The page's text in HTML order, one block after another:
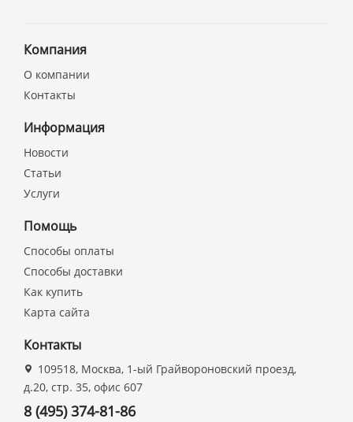
Компания
О компании
Контакты
Информация
Новости
Статьи
Услуги
Помощь
Способы оплаты
Способы доставки
Как купить
Карта сайта
Контакты
109518, Москва, 1-ый Грайвороновский проезд,
д.20, стр. 35, офис 607
8 (495) 374-81-86